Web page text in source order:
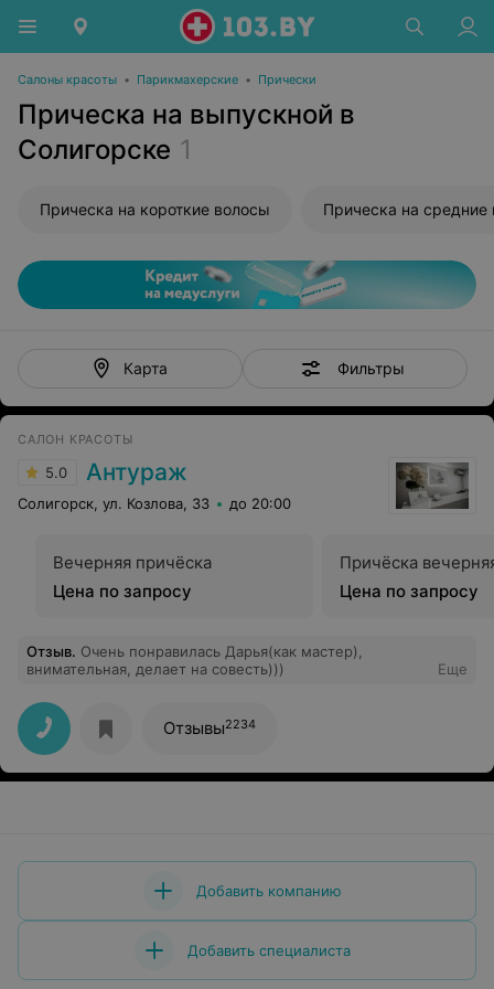
Салоны красоты • Парикмахерские • Прически
Прическа на выпускной в
Солигорске 1
Прическа на короткие волосы Прическа на средние
Карта Фильтры
САЛОН КРАСОТЫ
5.0 Антураж
Солигорск, ул. Козлова, 33 до 20:00
Вечерняя причёска
Цена по запросу
Причёска
Цена по запросу
Отзыв. Очень понравилась Дарья(как мастер),
внимательная, делает на совесть)))
Еще
Отзывы2234
Добавить компанию
Добавить специалиста